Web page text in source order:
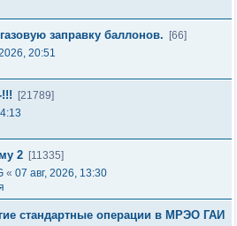
заправку баллонов.
[66]
20:51
[21789]
2 [11335]
« 07 авг, 2026, 13:30
стандартные операции в МРЭО ГАИ